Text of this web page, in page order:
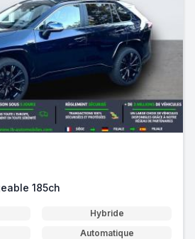
185ch
Hybride
Automatique